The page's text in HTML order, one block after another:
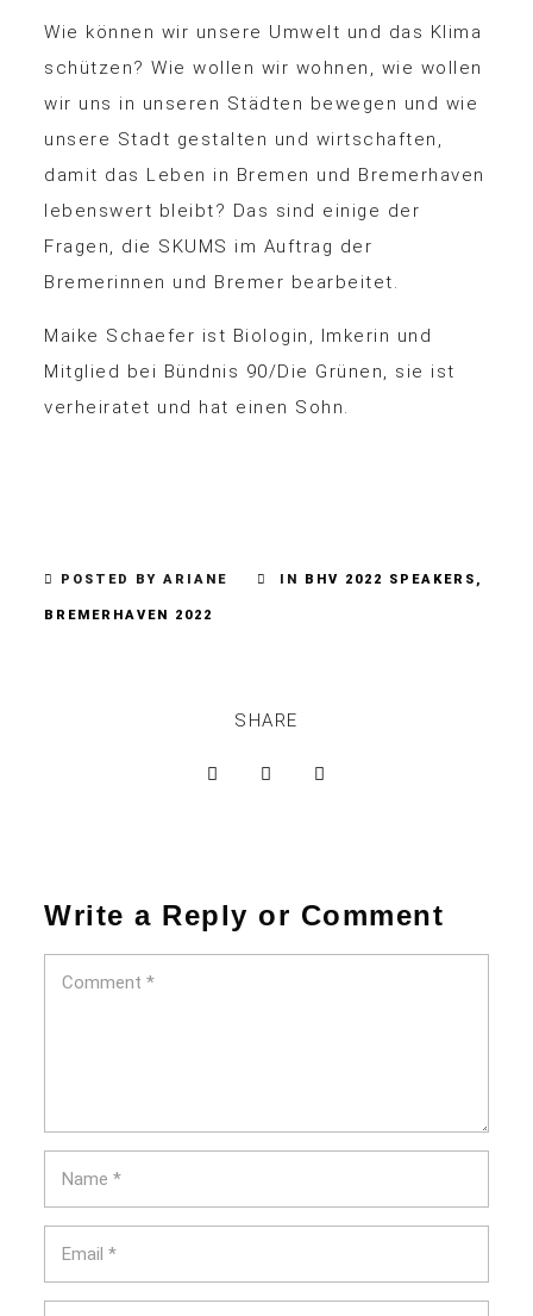
Wie können wir unsere Umwelt und das Klima
schützen? Wie wollen wir wohnen, wie wollen
wir uns in unseren Städten bewegen und wie
unsere Stadt gestalten und wirtschaften,
damit das Leben in Bremen und Bremerhaven
lebenswert bleibt? Das sind einige der
Fragen, die SKUMS im Auftrag der
Bremerinnen und Bremer bearbeitet.
Maike Schaefer ist Biologin, Imkerin und
Mitglied bei Bündnis 90/Die Grünen, sie ist
verheiratet und hat einen Sohn.
POSTED BY ARIANE IN BHV 2022 SPEAKERS ,
BREMERHAVEN 2022
SHARE
Write a Reply or Comment